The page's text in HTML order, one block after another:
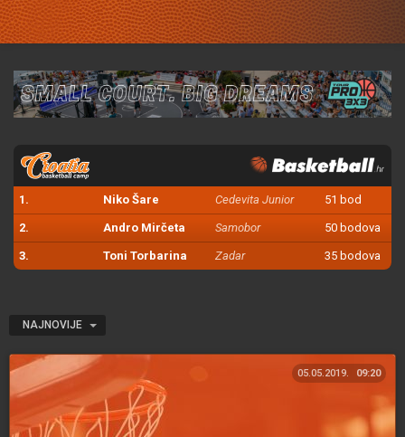
1. Niko Šare Cedevita Junior 51 bod
2. Andro Mirčeta Samobor 50 bodova
3. Toni Torbarina Zadar 35 bodova
NAJNOVIJE
05.05.2019. 09:20